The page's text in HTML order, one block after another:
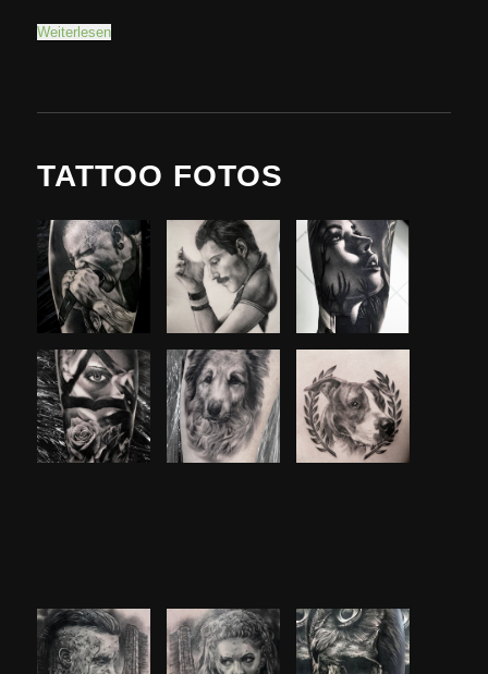
Weiterlesen
TATTOO FOTOS